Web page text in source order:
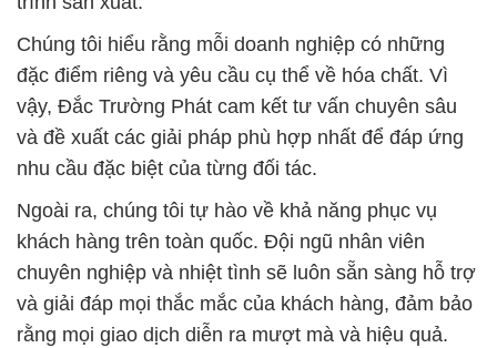
Chúng tôi hiểu rằng mỗi doanh nghiệp có những
đặc điểm riêng và yêu cầu cụ thể về hóa chất. Vì
vậy, Đắc Trường Phát cam kết tư vấn chuyên sâu
và đề xuất các giải pháp phù hợp nhất để đáp ứng
nhu cầu đặc biệt của từng đối tác.
Ngoài ra, chúng tôi tự hào về khả năng phục vụ
khách hàng trên toàn quốc. Đội ngũ nhân viên
chuyên nghiệp và nhiệt tình sẽ luôn sẵn sàng hỗ trợ
và giải đáp mọi thắc mắc của khách hàng, đảm bảo
rằng mọi giao dịch diễn ra mượt mà và hiệu quả.